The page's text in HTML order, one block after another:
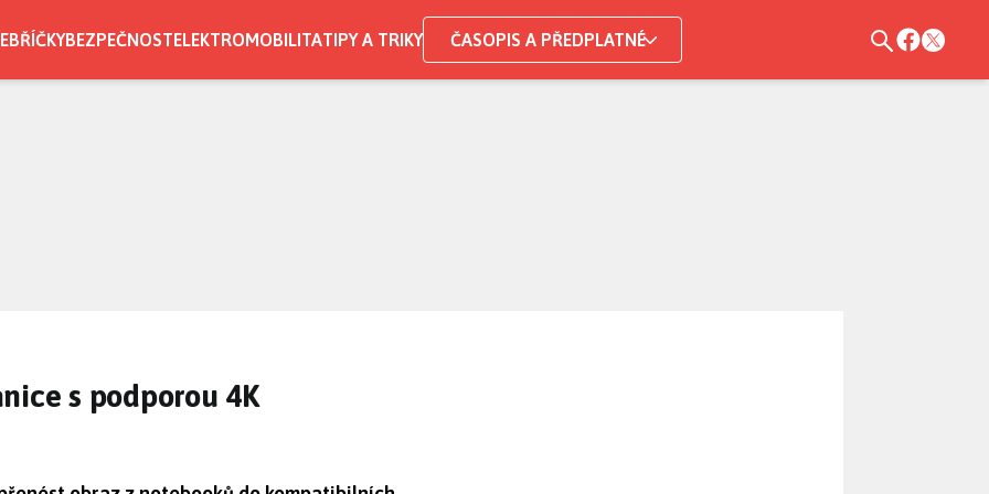
BEZPEČNOSTELEKTROMOBILITATIPY A TRIKY ČASOPIS A PŘEDPLATNÉ
s podporou 4K